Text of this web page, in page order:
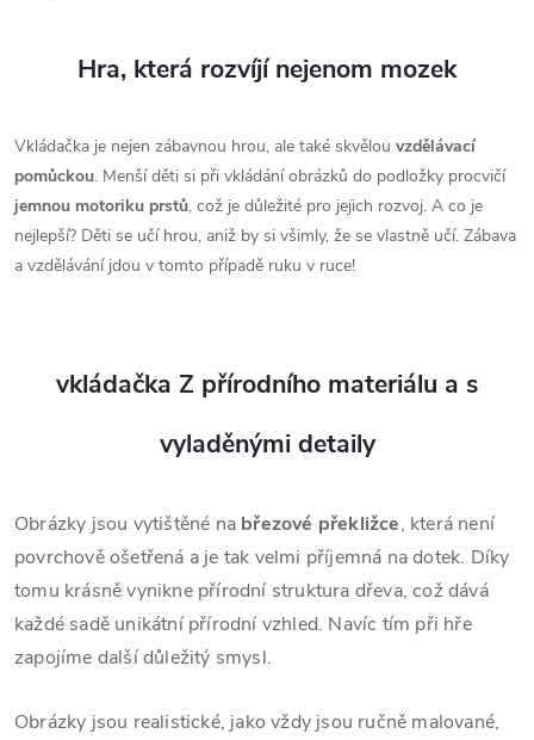
Hra, která rozvíjí nejenom mozek
Vkládačka je nejen zábavnou hrou, ale také skvělou vzdělávací
pomůckou. Menší děti si při vkládání obrázků do podložky procvičí
jemnou motoriku prstů, což je důležité pro jejich rozvoj. A co je
nejlepší? Děti se učí hrou, aniž by si všimly, že se vlastně učí. Zábava
a vzdělávání jdou v tomto případě ruku v ruce!
vkládačka Z přírodního materiálu a s
vyladěnými detaily
Obrázky jsou vytištěné na březové překližce, která není
povrchově ošetřená a je tak velmi příjemná na dotek. Díky
tomu krásně vynikne přírodní struktura dřeva, což dává
každé sadě unikátní přírodní vzhled. Navíc tím při hře
zapojíme další důležitý smysl.
Obrázky jsou realistické, jako vždy jsou ručně malované,